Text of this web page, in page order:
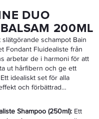
DUO
200ML
schampot Bain
Fondant Fluidealiste från
arbetar de i harmoni för att
ut hårfibern och ge ett
idealiskt set för alla
och förbättrad
Shampoo (250ml): Ett